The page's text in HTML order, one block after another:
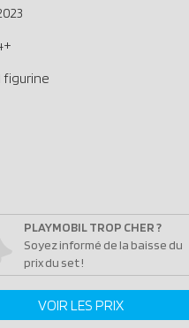
figurine
PLAYMOBIL TROP CHER ?
Soyez informé de la baisse du
prix du set !
VOIR LES PRIX